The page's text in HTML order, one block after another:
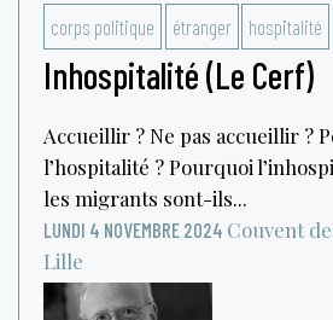
corps politique étranger hospitalité
Inhospitalité (Le Cerf)
Accueillir ? Ne pas accueillir ?
l’hospitalité ? Pourquoi
les migrants sont-ils...
LUNDI 4 NOVEMBRE 2024 Couvent
Lille